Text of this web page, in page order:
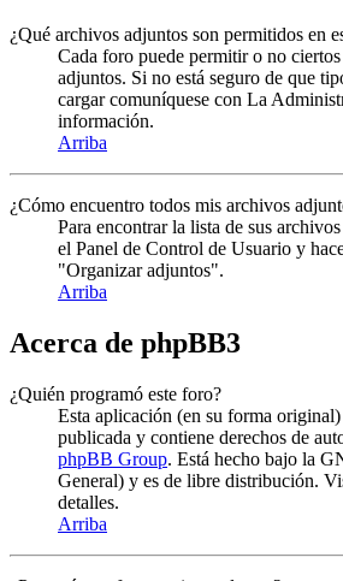
¿Qué archivos adjuntos son permitidos en
Cada foro puede permitir o no
adjuntos. Si no está seguro de que
cargar comuníquese con La
información.
Arriba
¿Cómo encuentro todos mis archivos
Para encontrar la lista de sus
el Panel de Control de Usuario y
"Organizar adjuntos".
Arriba
Acerca de phpBB3
¿Quién programó este foro?
Esta aplicación (en su forma original)
publicada y contiene derechos de
phpBB Group. Está hecho bajo la
General) y es de libre distribución.
detalles.
Arriba